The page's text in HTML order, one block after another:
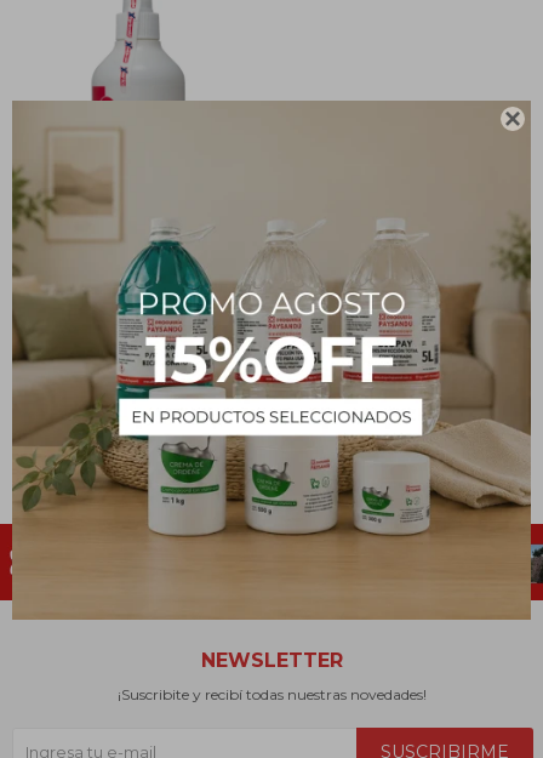

Desinfectante
XTERICOLD - 270 mL
$ 642
NEWSLETTER
¡Suscribite y recibí todas nuestras novedades!
SUSCRIBIRME